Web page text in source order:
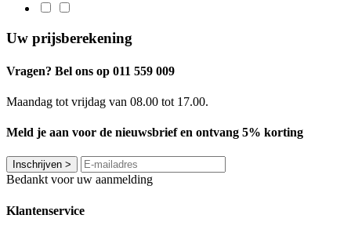
Uw prijsberekening
Vragen? Bel ons op 011 559 009
Maandag tot vrijdag van 08.00 tot 17.00.
Meld je aan voor de nieuwsbrief en ontvang 5% korting
Inschrijven >
Bedankt voor uw aanmelding
Klantenservice